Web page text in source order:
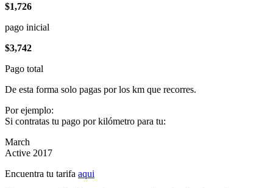
$1,726
pago inicial
$3,742
Pago total
De esta forma solo pagas por los km que recorres.
Por ejemplo:
Si contratas tu pago por kilómetro para tu:
March
Active 2017
Encuentra tu tarifa aqui